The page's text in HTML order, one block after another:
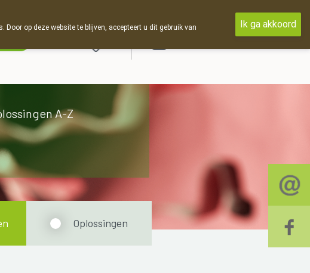
A-Z
Oplossingen
op deze website te blijven, accepteert u dit gebruik van
Ik ga akkoord